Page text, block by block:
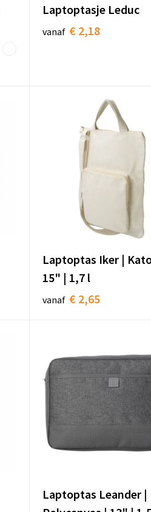
Laptoptasje Leduc
vanaf € 2,18
Laptoptas Iker |
15" | 1,7 l
vanaf € 2,65
Laptoptas Leander |